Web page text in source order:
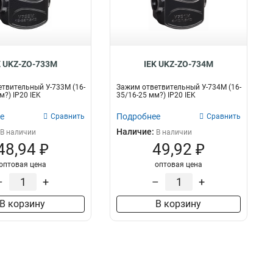
6-14мм 1
22-30мм 1
30-38мм 1
4мм2 1
UKZ-ZO-733M
У-733М (16-
IP20 IEK
Сравнить
В наличии
₽
цена
+
В корзину
IEK UKZ-ZO-734M
Зажим ответвительный У-734М (16-
35/16-25 мм?) IP20 IEK
Подробнее Сравнить
Наличие: В наличии
49,92 ₽
оптовая цена
– +
В корзину